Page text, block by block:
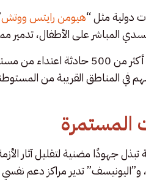
دولية مثل “هيومن رايتس ووتش
المباشر على الأطفال، تدمير
تقرير “أوتشا” الصادر في يوليو
في المناطق القريبة من
المستمرة
تبذل جهودًا مضنية لتقليل آثار
و”اليونيسف” تدير مراكز دعم